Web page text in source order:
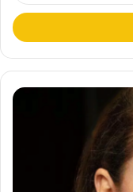
i
r
a
u